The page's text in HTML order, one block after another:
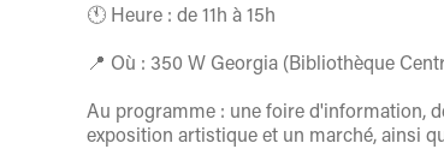
🕚 Heure : de 11h à 15h
📍 Où : 350 W Georgia (Bibliothèque
Au programme : une foire d'information,
exposition artistique et un marché, ainsi